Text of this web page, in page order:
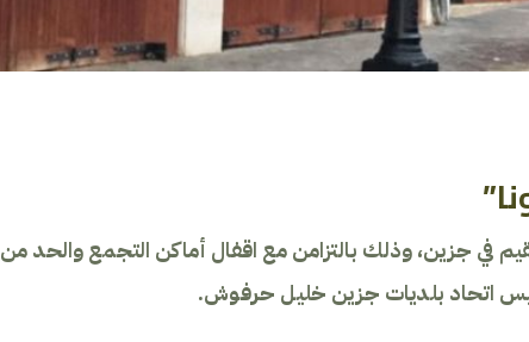
في جزين، وذلك بالتزامن مع اقفال أماكن التجمع والحد من
اتحاد بلديات جزين خليل حرفوش.